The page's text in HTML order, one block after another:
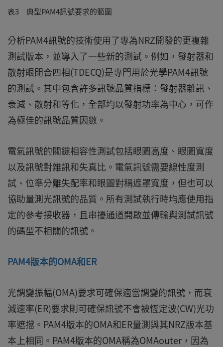
表3 典型PAM4訊號要求的範圍
分析PAM4訊號的技術使用了專為NRZ開發的更複雜
測試版本，並導入了一些新的測試。例如，發射器和
散射眼閉合四相(TDECQ)是專門用於光學PAM4訊號
的測試。其中包含許多訊號品質指標：發射器雜訊、
衰減、散射和等化，全部均以發射功率為中心，可作
為極佳的訊號品質因數。
電氣訊號的關鍵相容性測試包括眼圖高度、眼圖寬度
以及訊號對雜訊和失真比。電氣訊號需要線性度測
試、位準分離失配率和眼圖對稱遮罩寬度，但也可以
協助量測光訊號的品質。所有測試執行時均應使用指
定的參考接收器，且串擾通道開啟並傳輸與測試訊號
的碼型不相關的訊號。
PAM4版本的OMA和ER
光調變振幅(OMA)要求可確保適當調變的訊號，而衰
減速率(ER)要求則可確保訊號不會被恆定波(CW)光功
率遮擋。PAM4版本的OMA和ER量測與其NRZ版本基
本上相同。PAM4版本的OMA稱為OMAouter，因為